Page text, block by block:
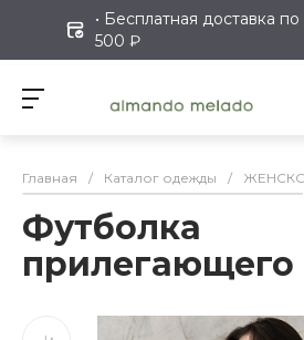
• Бесплатная доставка
500 ₽
Главная / Каталог одежды /
Футболка
прилегающего